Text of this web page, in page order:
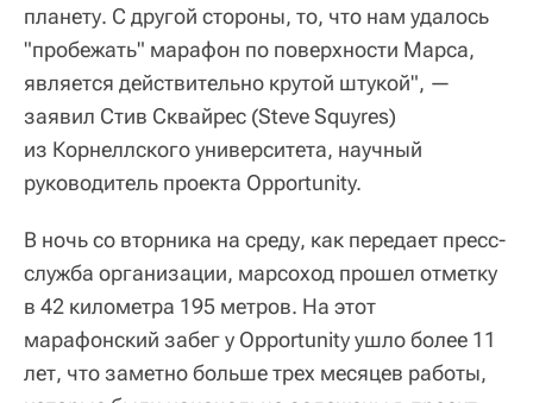
планету. С другой стороны, то, что нам удалось
"пробежать" марафон по поверхности Марса,
является действительно крутой штукой", —
заявил Стив Сквайрес (Steve Squyres)
из Корнеллского университета, научный
руководитель проекта Opportunity.
В ночь со вторника на среду, как передает пресс-
служба организации, марсоход прошел отметку
в 42 километра 195 метров. На этот
марафонский забег у Opportunity ушло более 11
лет, что заметно больше трех месяцев работы,